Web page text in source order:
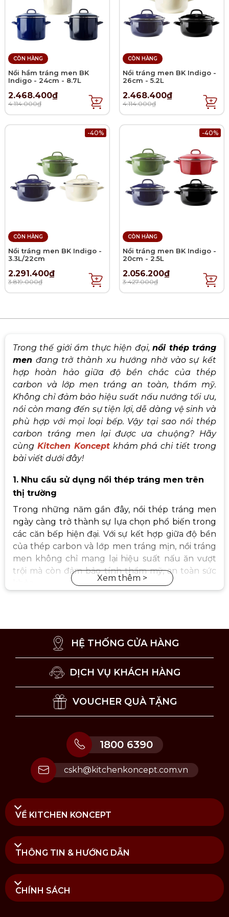
CÒN HÀNG
Nồi hầm tráng men BK
Indigo - 24cm - 8.7L
2.468.400₫
4.114.000₫
CÒN HÀNG
Nồi tráng men BK Indigo -
26cm - 5.2L
2.468.400₫
4.114.000₫
-40%
CÒN HÀNG
Nồi tráng men BK Indigo -
3.3L/22cm
2.291.400₫
3.819.000₫
-40%
CÒN HÀNG
Nồi tráng men BK Indigo -
20cm - 2.5L
2.056.200₫
3.427.000₫
Trong thế giới ẩm thực hiện đại,nồi thép tráng
men đang trở thành xu hướng nhờ vào sự kết
hợp hoàn hảo giữa độ bền chắc của thép
carbon và lớp men tráng an toàn, thẩm mỹ.
Không chỉ đảm bảo hiệu suất nấu nướng tối ưu,
nồi còn mang đến sự tiện lợi, dễ dàng vệ sinh và
phù hợp với mọi loại bếp. Vậy tại sao nồi thép
carbon tráng men lại được ưa chuộng? Hãy
cùng Kitchen Konceptkhám phá chi tiết trong
bài viết dưới đây!
1. Nhu cầu sử dụng nồi thép tráng men trên
thị trường
Trong những năm gần đây, nồi thép tráng men
ngày càng trở thành sự lựa chọn phổ biến trong
các căn bếp hiện đại. Với sự kết hợp giữa độ bền
của thép carbon và lớp men tráng mịn, nồi tráng
men không chỉ mang lại hiệu suất nấu ăn vượt
trội mà còn đảm bảo tính thẩm mỹ, an toàn sức
trường và an toàn cho sức khỏe. Nồi thép carbon
tráng men đáp ứng đầy đủ các tiêu chí này, nhờ
vào khả năng chịu nhiệt tốt, chống bám dính tự
nhiên và không chứa hóa chất độc hại. Đặc biệt,
nồi còn phù hợp với nhiều loại bếp, kể cả bếp từ
và lò nướng.
HỆ THỐNG CỬA HÀNG
DỊCH VỤ KHÁCH HÀNG
VOUCHER QUÀ TẶNG
1800 6390
cskh@kitchenkoncept.com.vn
VỀ KITCHEN KONCEPT
THÔNG TIN & HƯỚNG DẪN
CHÍNH SÁCH